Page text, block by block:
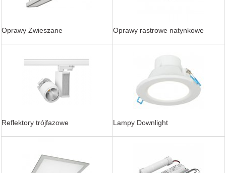
Oprawy Zwieszane Oprawy rastrowe natynkowe
Reflektory trójfazowe Lampy Downlight